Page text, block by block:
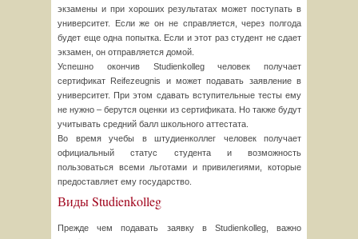
экзамены и при хороших результатах может поступать в
университет. Если же он не справляется, через полгода
будет еще одна попытка. Если и этот раз студент не сдает
экзамен, он отправляется домой.
Успешно окончив Studienkolleg человек получает
сертификат Reifezeugnis и может подавать заявление в
университет. При этом сдавать вступительные тесты ему
не нужно – берутся оценки из сертификата. Но также будут
учитывать средний балл школьного аттестата.
Во время учебы в штудиенколлег человек получает
официальный статус студента и возможность
пользоваться всеми льготами и привилегиями, которые
предоставляет ему государство.
Виды Studienkolleg
Прежде чем подавать заявку в Studienkolleg, важно